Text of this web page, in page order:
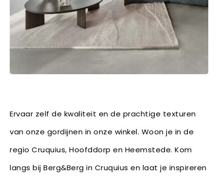
Ervaar zelf de kwaliteit en de prachtige texturen
van onze gordijnen in onze winkel. Woon je in de
regio Cruquius, Hoofddorp en Heemstede. Kom
langs bij Berg&Berg in Cruquius en laat je inspireren